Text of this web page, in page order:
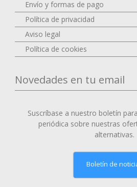
Envío y formas de pago
Política de privacidad
Aviso legal
Política de cookies
Novedades en tu email
Suscríbase a nuestro boletín
periódica sobre nuestras
alternativas.
Boletín de